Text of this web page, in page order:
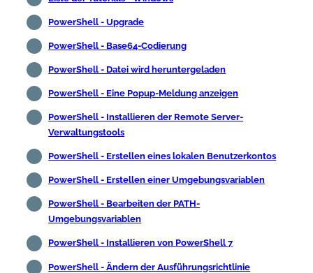
PowerShell - Upgrade
PowerShell - Base64-Codierung
PowerShell - Datei wird heruntergeladen
PowerShell - Eine Popup-Meldung anzeigen
PowerShell - Installieren der Remote Server-
Verwaltungstools
PowerShell - Erstellen eines lokalen Benutzerkontos
PowerShell - Erstellen einer Umgebungsvariablen
PowerShell - Bearbeiten der PATH-
Umgebungsvariablen
PowerShell - Installieren von PowerShell 7
PowerShell - Ändern der Ausführungsrichtlinie